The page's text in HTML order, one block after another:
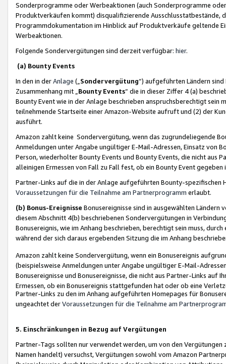
Sonderprogramme oder Werbeaktionen (auch Sonderprogramme
Produktverkäufen kommt) disqualifizierende Ausschlusstatbestände,
Programmdokumentation im Hinblick auf Produktverkäufe geltende
Werbeaktionen.
Folgende Sondervergütungen sind derzeit verfügbar: hier.
(a) Bounty Events
In den in derAnlage („ Sondervergütung“) aufgeführten Ländern
Zusammenhang mit „ Bounty Events“ die in dieser Ziffer 4 (a)
Bounty Event wie in der Anlage beschrieben anspruchsberechtigt sein
teilnehmende Startseite einer Amazon-Website aufruft und (2) der
ausführt.
Amazon zahlt keine Sondervergütung, wenn das zugrundeliegende
Anmeldungen unter Angabe ungültiger E-Mail-Adressen, Einsatz von
Person, wiederholter Bounty Events und Bounty Events, die nicht
alleinigen Ermessen von Fall zu Fall fest, ob ein Bounty Event
Partner-Links auf die in der Anlage aufgeführten Bounty-spezifischen
Voraussetzungen für die Teilnahme am Partnerprogramm erlaubt.
(b) Bonus-Ereignisse Bonusereignisse sind in ausgewählten Ländern
diesem Abschnitt 4(b) beschriebenen Sondervergütungen in
Bonusereignis, wie im Anhang beschrieben, berechtigt sein muss,
während der sich daraus ergebenden Sitzung die im Anhang
Amazon zahlt keine Sondervergütung, wenn ein Bonusereignis
(beispielsweise Anmeldungen unter Angabe ungültiger E-Mail-
Bonusereignisse und Bonusereignisse, die nicht aus Partner-Links auf
Ermessen, ob ein Bonusereignis stattgefunden hat oder ob eine
Partner-Links zu den im Anhang aufgeführten Homepages für
ungeachtet derVoraussetzungen für die Teilnahme am
5. Einschränkungen in Bezug auf Vergütungen
Partner-Tags sollten nur verwendet werden, um von den
Namen handelt) versuchst, Vergütungen sowohl vom Amazon